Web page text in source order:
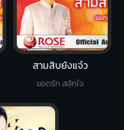
สามสิบยังแจ๋ว
ยอดรัก สลักใจ